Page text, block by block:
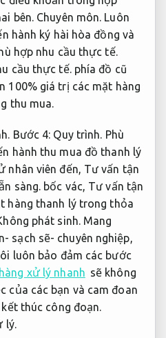
bên. Chuyên môn. Luôn
hành ký hài hòa đồng và
hợp nhu cầu thực tế.
cầu thực tế. phía đồ cũ
100% giá trị các mặt hàng
thu mua.
Bước 4: Quy trình. Phù
hành thu mua đồ thanh lý
nhân viên đến, Tư vấn tận
sàng. bốc vác, Tư vấn tận
hàng thanh lý trong thỏa
phát sinh.Mang
sạch sẽ- chuyên nghiệp,
luôn bảo đảm các bước
xử lý nhanh sẽ không
của các bạn và cam đoan
thúc công đoạn.
lý.